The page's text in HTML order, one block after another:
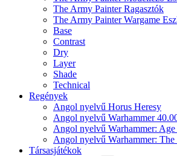
The Army Painter Ragasztók
The Army Painter Wargame
Base
Contrast
Dry
Layer
Shade
Technical
Regények
Angol nyelvű Horus Heresy
Angol nyelvű Warhammer
Angol nyelvű Warhammer:
Angol nyelvű Warhammer:
Társasjátékok